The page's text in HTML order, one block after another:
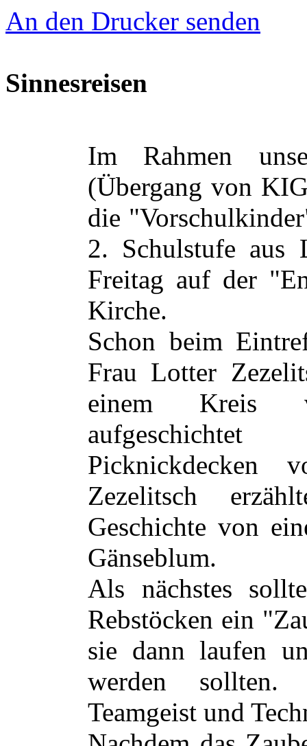
An den Drucker senden
Sinnesreisen
Im Rahmen
(Übergang von
die
2. Schulstufe aus
Freitag auf der
Kirche.
Schon beim
Frau Lotter
einem Kreis
Picknickdecken
Zezelitsch
Geschichte von
Gänseblum.
Als nächstes
Rebstöcken ein
sie dann laufen
werden
Teamgeist und